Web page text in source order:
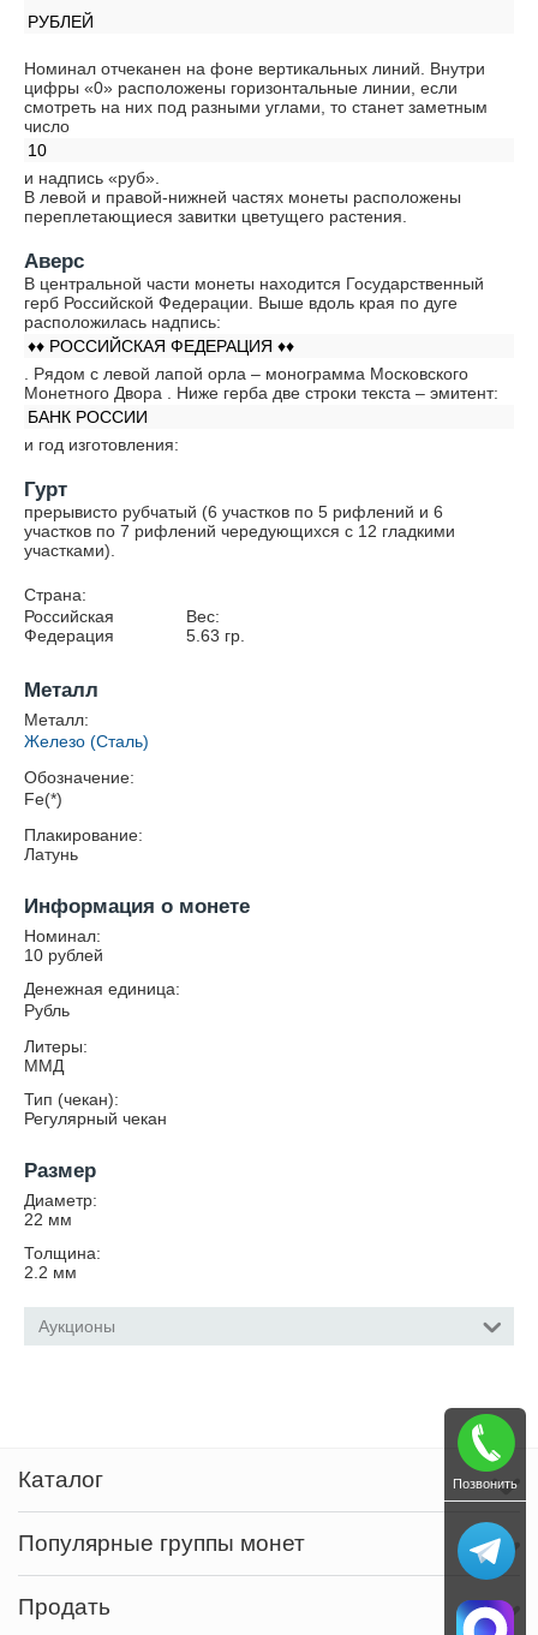
РУБЛЕЙ
Номинал отчеканен на фоне вертикальных линий. Внутри
цифры «0» расположены горизонтальные линии, если
смотреть на них под разными углами, то станет заметным
число
10
и надпись «руб».
В левой и правой-нижней частях монеты расположены
переплетающиеся завитки цветущего растения.
Аверс
В центральной части монеты находится Государственный
герб Российской Федерации. Выше вдоль края по дуге
расположилась надпись:
♦♦ РОССИЙСКАЯ ФЕДЕРАЦИЯ ♦♦
. Рядом с левой лапой орла – монограмма Московского
Монетного Двора . Ниже герба две строки текста – эмитент:
БАНК РОССИИ
и год изготовления:
Гурт
прерывисто рубчатый (6 участков по 5 рифлений и 6
участков по 7 рифлений чередующихся с 12 гладкими
участками).
Страна:
Российская
Федерация
Вес:
5.63 гр.
Металл
Металл:
Железо (Сталь)
Обозначение:
Fe(*)
Плакирование:
Латунь
Информация о монете
Номинал:
10 рублей
Денежная единица:
Рубль
Литеры:
ММД
Тип (чекан):
Регулярный чекан
Размер
Диаметр:
22 мм
Толщина:
2.2 мм
Аукционы
Каталог
Популярные группы монет
Продать
Позвонить